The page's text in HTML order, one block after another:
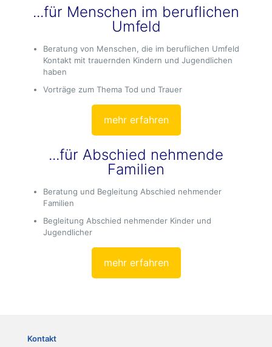
...für Menschen im beruflichen
Umfeld
Beratung von Menschen, die im beruflichen Umfeld
Kontakt mit trauernden Kindern und Jugendlichen
haben
Vorträge zum Thema Tod und Trauer
mehr erfahren
...für Abschied nehmende
Familien
Beratung und Begleitung Abschied nehmender
Familien
Begleitung Abschied nehmender Kinder und
Jugendlicher
mehr erfahren
Kontakt